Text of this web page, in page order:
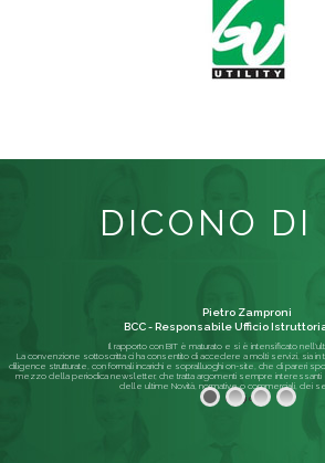
DICONO DI
Il rapporto con BIT è maturato e si è intensificato
La convenzione sottoscritta ci ha consentito di accedere a molti servizi, sia
diligence strutturate, con formali incarichi e sopralluoghi on-site, che di pareri
mezzo della periodica newsletter, che tratta argomenti sempre
delle ultime Novità, normative o commerciali, dei
Pietro Zamproni
BCC - Responsabile Ufficio
Leggi di più